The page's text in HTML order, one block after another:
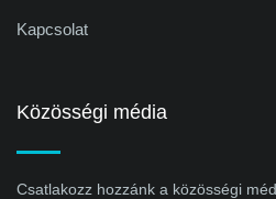
Kapcsolat
Közösségi média
Csatlakozz hozzánk a közösségi